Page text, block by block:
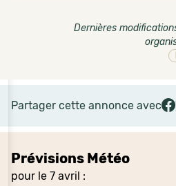
Prévisions Météo
pour le 7 avril :
Dernières
Partager cette annonce avec